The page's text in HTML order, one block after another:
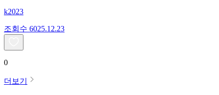
k2023
조회수 6025.12.23
0
더보기